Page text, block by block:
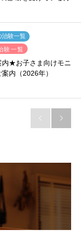
治験一覧
験一覧
★お子さま向けモニ
内（2026年）
 